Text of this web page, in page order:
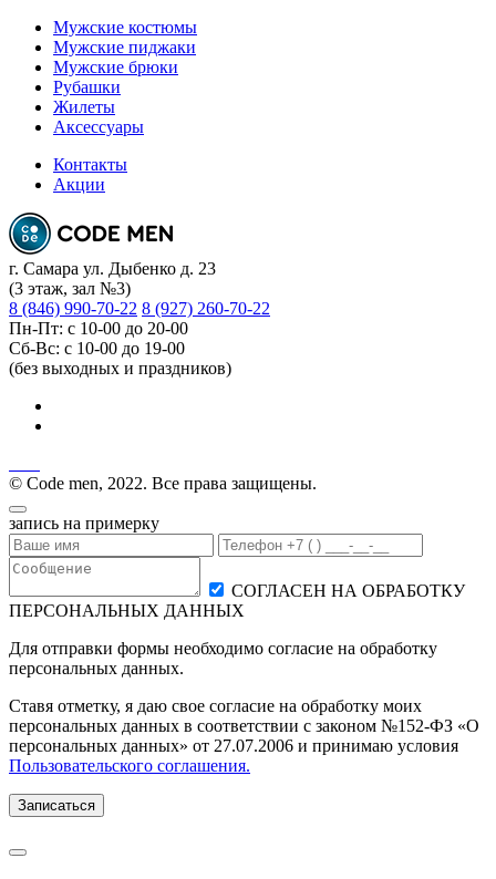
Мужские костюмы
Мужские пиджаки
Мужские брюки
Рубашки
Жилеты
Аксессуары
Контакты
Акции
г. Самара ул. Дыбенко д. 23
(3 этаж, зал №3)
8 (846) 990-70-22 8 (927) 260-70-22
Пн-Пт: с 10-00 до 20-00
Сб-Вс: с 10-00 до 19-00
(без выходных и праздников)
© Code men, 2022. Все права защищены.
запись на примерку
СОГЛАСЕН НА ОБРАБОТКУ
ПЕРСОНАЛЬНЫХ ДАННЫХ
Для отправки формы необходимо согласие на обработку
персональных данных.
Ставя отметку, я даю свое согласие на обработку моих
персональных данных в соответствии с законом №152-ФЗ «О
персональных данных» от 27.07.2006 и принимаю условия
Пользовательского соглашения.
Записаться